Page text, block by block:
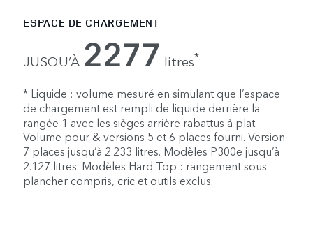
ESPACE DE CHARGEMENT
JUSQU’À 2277 litres*
* Liquide : volume mesuré en simulant que l’espace
de chargement est rempli de liquide derrière la
rangée 1 avec les sièges arrière rabattus à plat.
Volume pour & versions 5 et 6 places fourni. Version
7 places jusqu’à 2.233 litres. Modèles P300e jusqu’à
2.127 litres. Modèles Hard Top : rangement sous
plancher compris, cric et outils exclus.